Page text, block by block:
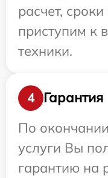
расчет,
приступим к
техники.
4
Гарантия
По
услуги Вы
гарантию на